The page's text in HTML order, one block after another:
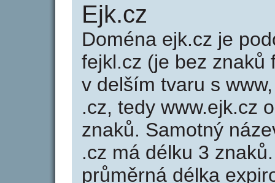
Ejk.cz
Doména ejk.cz je
fejkl.cz (je bez znaků
v delším tvaru s
.cz, tedy www.ejk.cz
znaků. Samotný
.cz má délku 3
průměrná délka